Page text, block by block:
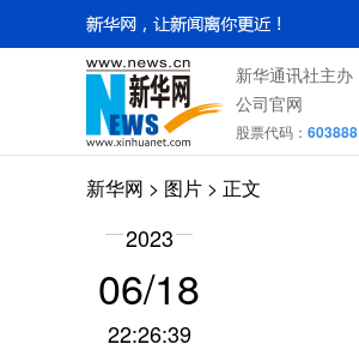
新华通讯社主办
公司官网
股票代码： 603888
新华网 > 图片 > 正文
2023
06/18
22:26:39